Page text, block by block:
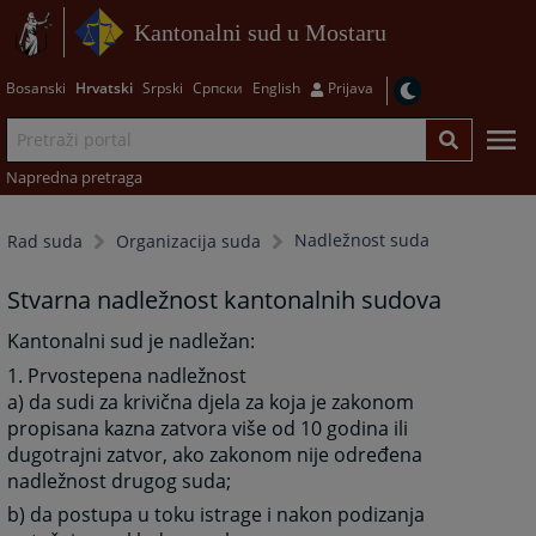
Kantonalni sud u Mostaru
Bosanski Hrvatski Srpski Српски English Prijava
Napredna pretraga
Rad suda Organizacija suda Nadležnost suda
Stvarna nadležnost kantonalnih sudova
Kantonalni sud je nadležan:
1. Prvostepena nadležnost
a) da sudi za krivična djela za koja je zakonom
propisana kazna zatvora više od 10 godina ili
dugotrajni zatvor, ako zakonom nije određena
nadležnost drugog suda;
b) da postupa u toku istrage i nakon podizanja